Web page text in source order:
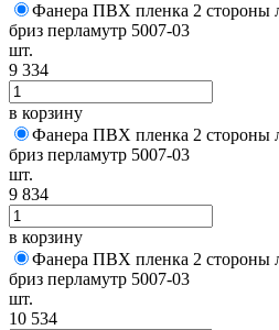
Фанера ПВХ пленка 2 стороны
бриз перламутр 5007-03
шт.
9 334
в корзину
Фанера ПВХ пленка 2 стороны
бриз перламутр 5007-03
шт.
9 834
в корзину
Фанера ПВХ пленка 2 стороны
бриз перламутр 5007-03
шт.
10 534